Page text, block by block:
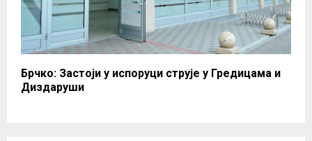
Брчко: Застоји у испоруци струје у Гредицама и
Диздаруши